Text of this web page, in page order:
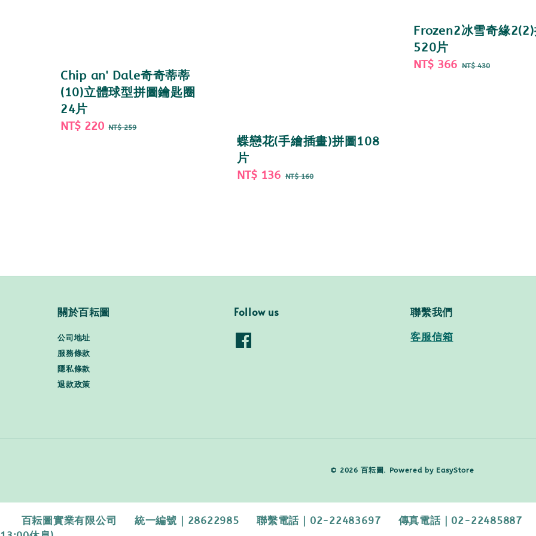
Chip an' Dale奇奇蒂蒂
(10)立體球型拼圖鑰匙圈
24片
Sale
NT$ 220 Regular
NT$ 259
蝶戀花(手繪插畫)拼圖108
片
Sale
NT$ 136 Regular
NT$ 160
Frozen2冰雪奇緣
520片
Sale
NT$ 366 Regular
NT$ 430
關於百耘圖
公司地址
服務條款
隱私條款
退款政策
Follow us 聯繫我們
客服信箱
© 2026 百耘圖. Powered by EasyStore
百耘圖實業有限公司 統一編號｜28622985 聯繫電話｜02-22483697 傳真電話｜02-22485887 【